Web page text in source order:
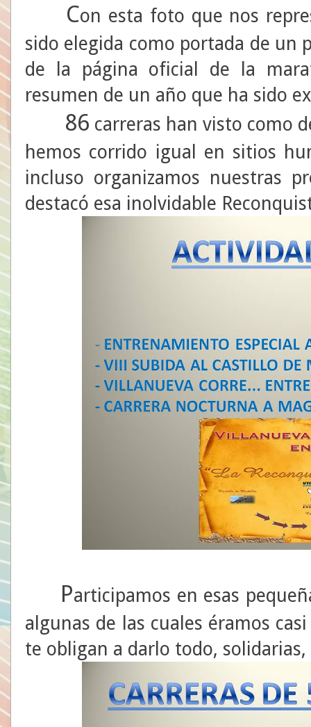
Con esta foto que nos
sido elegida como portada de un
de la página oficial de la
resumen de un año que ha sido
86 carreras han visto como
hemos corrido igual en sitios
incluso organizamos nuestras
destacó esa inolvidable
Participamos en esas
algunas de las cuales éramos
te obligan a darlo todo,